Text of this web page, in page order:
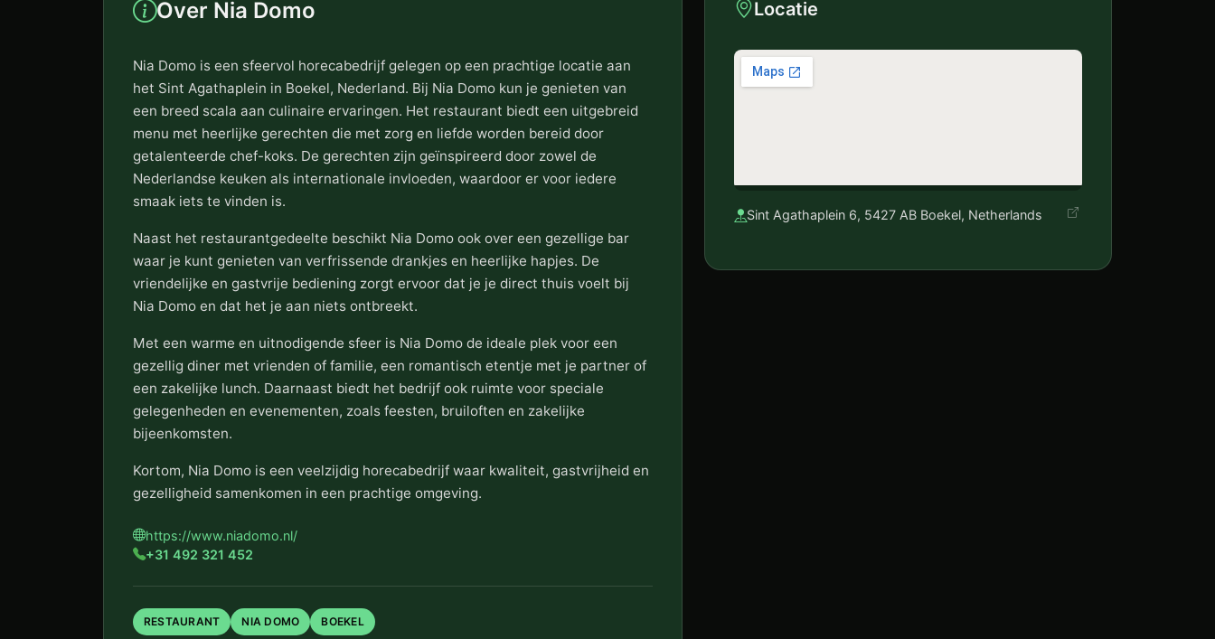
Over Nia Domo
Nia Domo is een sfeervol horecabedrijf gelegen op een prachtige locatie aan
het Sint Agathaplein in Boekel, Nederland. Bij Nia Domo kun je genieten van
een breed scala aan culinaire ervaringen. Het restaurant biedt een uitgebreid
menu met heerlijke gerechten die met zorg en liefde worden bereid door
getalenteerde chef-koks. De gerechten zijn geïnspireerd door zowel de
Nederlandse keuken als internationale invloeden, waardoor er voor iedere
smaak iets te vinden is.
Naast het restaurantgedeelte beschikt Nia Domo ook over een gezellige bar
waar je kunt genieten van verfrissende drankjes en heerlijke hapjes. De
vriendelijke en gastvrije bediening zorgt ervoor dat je je direct thuis voelt bij
Nia Domo en dat het je aan niets ontbreekt.
Met een warme en uitnodigende sfeer is Nia Domo de ideale plek voor een
gezellig diner met vrienden of familie, een romantisch etentje met je partner of
een zakelijke lunch. Daarnaast biedt het bedrijf ook ruimte voor speciale
gelegenheden en evenementen, zoals feesten, bruiloften en zakelijke
bijeenkomsten.
Kortom, Nia Domo is een veelzijdig horecabedrijf waar kwaliteit, gastvrijheid en
gezelligheid samenkomen in een prachtige omgeving.
https://www.niadomo.nl/
+31 492 321 452
RESTAURANT NIA DOMO BOEKEL
Locatie
Sint Agathaplein 6, 5427 AB Boekel, Netherlands